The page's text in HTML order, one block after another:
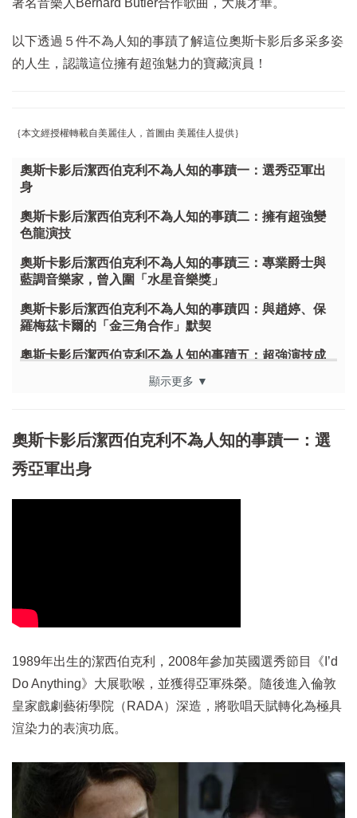
以下透過５件不為人知的事蹟了解這位奧斯卡影后多采多姿
的人生，認識這位擁有超強魅力的寶藏演員！
｛本文經授權轉載自美麗佳人，首圖由 美麗佳人提供｝
奧斯卡影后潔西伯克利不為人知的事蹟一：選秀亞軍出
身
奧斯卡影后潔西伯克利不為人知的事蹟二：擁有超強變
色龍演技
奧斯卡影后潔西伯克利不為人知的事蹟三：專業爵士與
藍調音樂家，曾入圍「水星音樂獎」
奧斯卡影后潔西伯克利不為人知的事蹟四：與趙婷、保
羅梅茲卡爾的「金三角合作」默契
奧斯卡影后潔西伯克利不為人知的事蹟五：超強演技成
顯示更多 ▼
奧斯卡影后潔西伯克利不為人知的事蹟一：選
秀亞軍出身
1989年出生的潔西伯克利，2008年參加英國選秀節目《I’d
Do Anything》大展歌喉，並獲得亞軍殊榮。隨後進入倫敦
皇家戲劇藝術學院（RADA）深造，將歌唱天賦轉化為極具
渲染力的表演功底。